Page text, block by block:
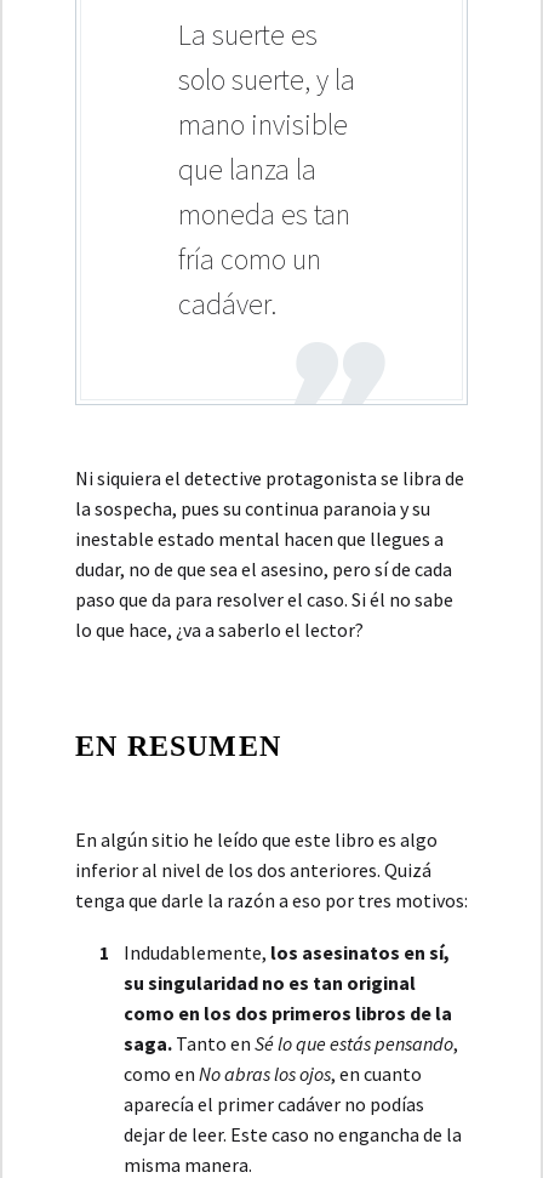
La suerte es
solo suerte, y la
mano invisible
que lanza la
moneda es tan
fría como un
cadáver.
Ni siquiera el detective protagonista se libra de
la sospecha, pues su continua paranoia y su
inestable estado mental hacen que llegues a
dudar, no de que sea el asesino, pero sí de cada
paso que da para resolver el caso. Si él no sabe
lo que hace, ¿va a saberlo el lector?
EN RESUMEN
En algún sitio he leído que este libro es algo
inferior al nivel de los dos anteriores. Quizá
tenga que darle la razón a eso por tres motivos:
Indudablemente, los asesinatos en sí,
su singularidad no es tan original
como en los dos primeros libros de la
saga. Tanto en Sé lo que estás pensando,
como en No abras los ojos, en cuanto
aparecía el primer cadáver no podías
dejar de leer. Este caso no engancha de la
misma manera.